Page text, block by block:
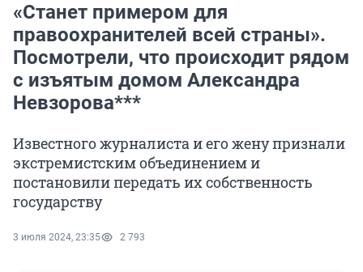
«Станет примером для
правоохранителей всей страны».
Посмотрели, что происходит рядом
с изъятым домом Александра
Невзорова***
Известного журналиста и его жену признали
экстремистским объединением и
постановили передать их собственность
государству
3 июля 2024, 23:35 2 793